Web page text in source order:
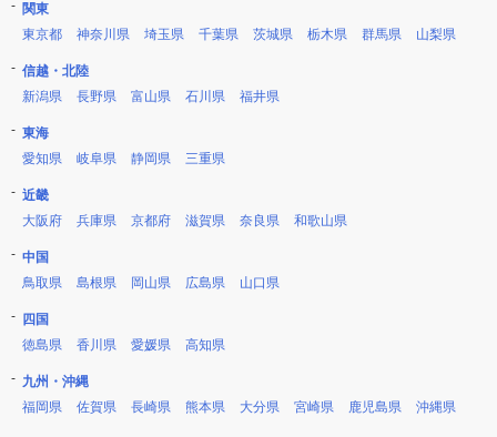
関東
東京都
神奈川県 埼玉県 千葉県 茨城県 栃木県 群馬県 山梨県
信越・北陸
新潟県
長野県 富山県 石川県 福井県
東海
愛知県
岐阜県 静岡県 三重県
近畿
大阪府
兵庫県 京都府 滋賀県 奈良県 和歌山県
中国
鳥取県
島根県 岡山県 広島県 山口県
四国
徳島県
香川県 愛媛県 高知県
九州・沖縄
福岡県
佐賀県 長崎県 熊本県 大分県 宮崎県 鹿児島県 沖縄県